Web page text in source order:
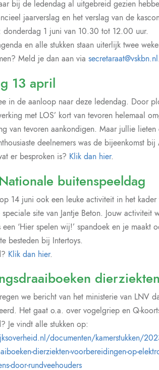
bij de ledendag al uitgebreid gezien
jaarverslag en het verslag van de
donderdag 1 juni van 10.30 tot 12.00 uur.
en alle stukken staan uiterlijk twee
Meld je dan aan via secretaraat@vskbn.nl
13 april
in de aanloop naar deze ledendag. Door
met LOS’ kort van tevoren helemaal
van tevoren aankondigen. Maar jullie
deelnemers was de bijeenkomst
er besproken is? Klik dan hier.
buitenspeeldag
14 juni ook een leuke activiteit in het
site van Jantje Beton. Jouw
‘Hier spelen wij!’ spandoek en je
besteden bij Intertoys.
Klik dan hier.
dierziekten
we bericht van het ministerie van LNV
Het gaat o.a. over vogelgriep en Q-
Je vindt alle stukken op:
documenten/kamerstukken/
dierziekten-voorbereidingen-op-
door-rundveehouders